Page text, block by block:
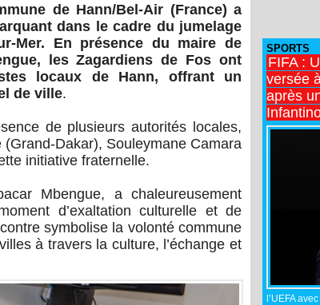
de Hann/Bel-Air (France) a
dans le cadre du jumelage
Mer. En présence du maire de
les Zagardiens de Fos ont
locaux de Hann, offrant un
de ville.
de plusieurs autorités locales,
Dakar), Souleymane Camara
initiative fraternelle.
Mbengue, a chaleureusement
d’exaltation culturelle et de
symbolise la volonté commune
à travers la culture, l’échange et
SPORTS
FIFA :
versée
après
l’UEFA